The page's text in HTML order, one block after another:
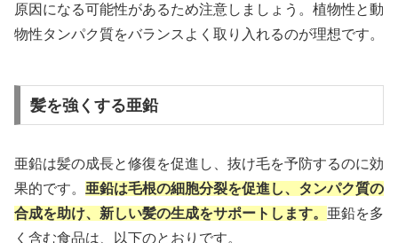
原因になる可能性があるため注意しましょう。植物性と動
物性タンパク質をバランスよく取り入れるのが理想です。
髪を強くする亜鉛
亜鉛は髪の成長と修復を促進し、抜け毛を予防するのに効
果的です。 亜鉛は毛根の細胞分裂を促進し、タンパク質の
合成を助け、新しい髪の生成をサポートします。 亜鉛を多
く含む食品は、以下のとおりです。